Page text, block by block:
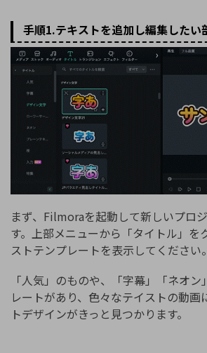
手順1.テキストを追加し編集したい
まず、Filmoraを起動して新しいプロ
す。上部メニューから「タイトル」を
ストテンプレートを表示してください。
「人気」のものや、「字幕」「ネオ
レートがあり、色々なテイストの動画
トデザインがきっと見つかります。